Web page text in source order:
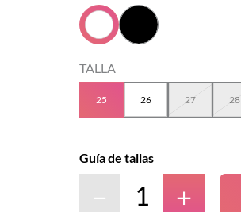
TALLA
25 26 27 28
Guía de tallas
＋
－